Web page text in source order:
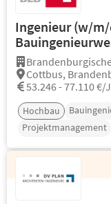
Ingenieur (w/
Cottbus,
53.246 - 77.110 €/
Hochbau
Projektmanagement